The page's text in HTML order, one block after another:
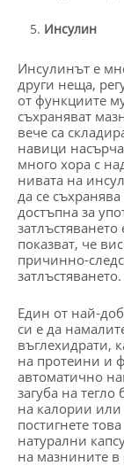
Инсулин
Инсулинът е
други неща,
от функциите
съхраняват
вече са
навици
много хора с
нивата на
да се
достъпна за
показват, че
причинно-
затлъстяването.
Един от най-
си е да
въглехидрати,
на протеини и
автоматично
загуба на
на калории
постигнете
натурални
на мазнините в